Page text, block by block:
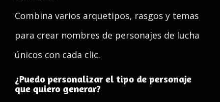
Combina varios arquetipos, rasgos y temas
para crear nombres de personajes de lucha
únicos con cada clic.
¿Puedo personalizar el tipo de personaje
que quiero generar?